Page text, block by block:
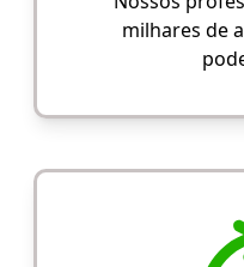
milhares de